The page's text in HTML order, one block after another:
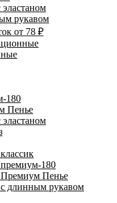
рукавом
от 78 ₽
180
Пенье
180
Премиум Пенье
длинным рукавом